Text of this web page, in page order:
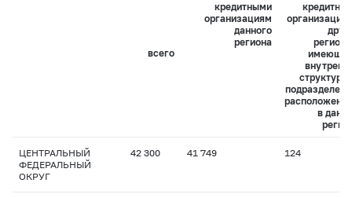
всего
кредитными
организациям
данного
региона
в
ЦЕНТРАЛЬНЫЙ
ФЕДЕРАЛЬНЫЙ
ОКРУГ
42 300 41 749 124